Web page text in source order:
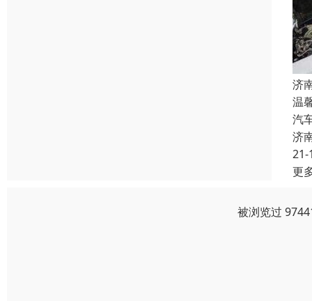
济
温
汽
济
21-
更
被浏览过